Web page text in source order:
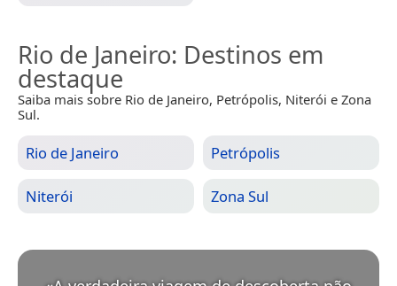
Rio de Janeiro: Destinos em
destaque
Saiba mais sobre Rio de Janeiro, Petrópolis, Niterói e Zona
Sul.
Rio de Janeiro Petrópolis
Niterói Zona Sul